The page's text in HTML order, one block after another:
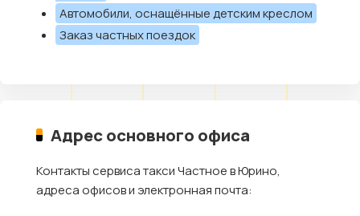
Автомобили, оснащённые детским креслом
Заказ частных поездок
Адрес основного офиса
Контакты сервиса такси Частное в Юрино,
адреса офисов и электронная почта: